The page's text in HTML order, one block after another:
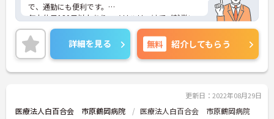
で、通勤にも便利です。
年末休日120日以上あり、メリハリつけてご就業い
ただけます。
ご興味のある方は是非お気軽にお問い合わせくださ
い。
詳細を見る 無料 紹介してもらう
更新日：2022年08月29日
医療法人白百合会 市原鶴岡病院 医療法人白百合会 市原鶴岡病院